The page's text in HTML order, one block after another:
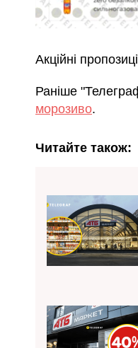
Акційні
Раніше
морозиво.
Читайте також: